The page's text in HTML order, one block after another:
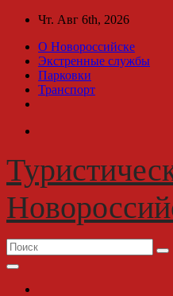
Перейти
содержимому
Чт. Авг 6th, 2026
О Новороссийске
Экстренные службы
Парковки
Транспорт